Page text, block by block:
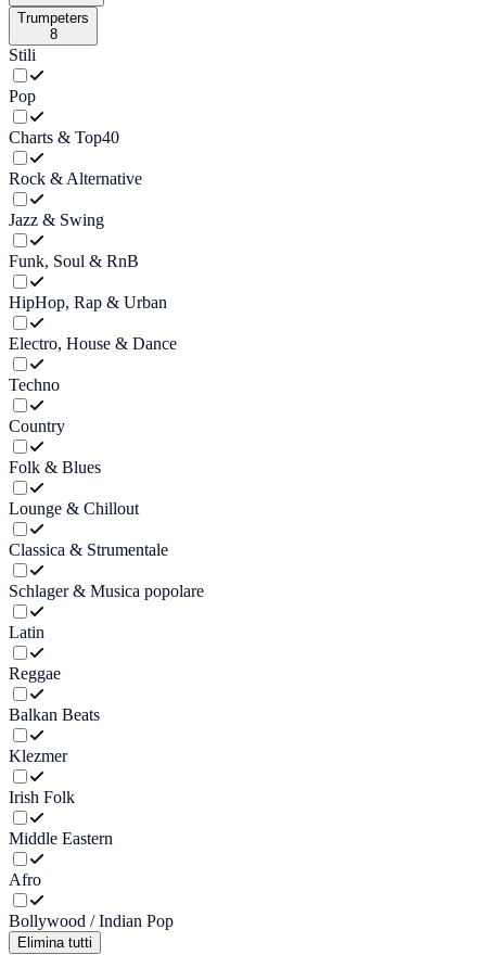
Trumpeters
8
Stili
Pop
Charts & Top40
Rock & Alternative
Jazz & Swing
Funk, Soul & RnB
HipHop, Rap & Urban
Electro, House & Dance
Techno
Country
Folk & Blues
Lounge & Chillout
Classica & Strumentale
Schlager & Musica popolare
Latin
Reggae
Balkan Beats
Klezmer
Irish Folk
Middle Eastern
Afro
Bollywood / Indian Pop
Elimina tutti